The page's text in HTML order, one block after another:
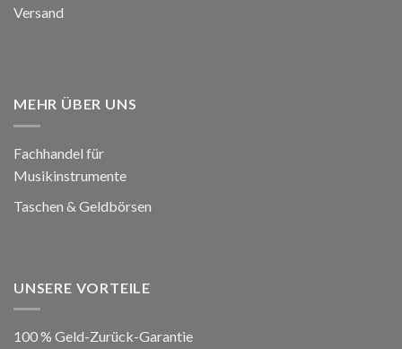
Versand
MEHR ÜBER UNS
Fachhandel für
Musikinstrumente
Taschen & Geldbörsen
UNSERE VORTEILE
100 % Geld-Zurück-Garantie